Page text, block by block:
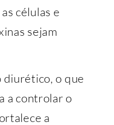
células e
sejam
diurético, o que
a controlar o
a